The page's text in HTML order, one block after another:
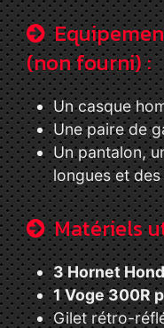
(non fourni) :
Un casque
Une paire de
Un pantalon,
longues et
Matériels
3 Hornet
1 Voge 300R
Gilet rétro-